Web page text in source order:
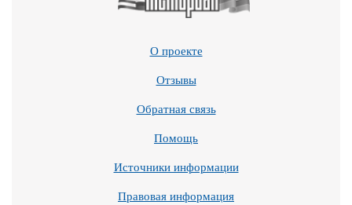
О проекте
Отзывы
Обратная связь
Помощь
Источники информации
Правовая информация